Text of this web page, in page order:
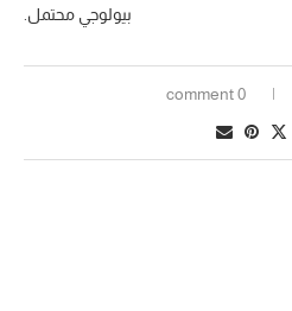
بيولوجي محتمل.
0 comment